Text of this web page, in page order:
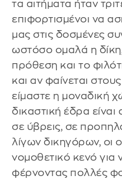
τα αιτήματα ήταν
επιφορτισμένοι να
μας στις δοσμένες
ωστόσο ομαλά η
πρόθεση και το
και αν φαίνεται
είμαστε η μοναδική
δικαστική έδρα
σε ύβρεις, σε
λίγων δικηγόρων, οι
νομοθετικό κενό για
φέρνοντας πολλές